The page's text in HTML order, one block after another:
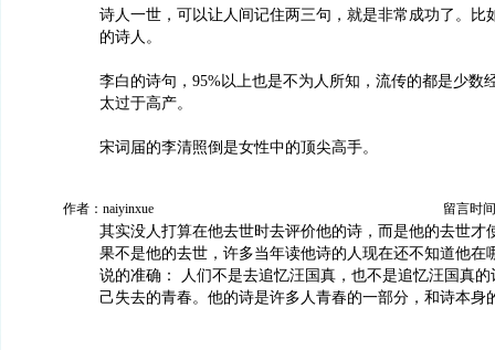
诗人一世，可以让人间记住两三句，就是非常成功了。比
的诗人。
李白的诗句，95%以上也是不为人所知，流传的都是少数
太过于高产。
宋词届的李清照倒是女性中的顶尖高手。
作者：naiyinxue 留言时
其实没人打算在他去世时去评价他的诗，而是他的去世才
果不是他的去世，许多当年读他诗的人现在还不知道他在
说的准确： 人们不是去追忆汪国真，也不是追忆汪国真
己失去的青春。他的诗是许多人青春的一部分，和诗本身